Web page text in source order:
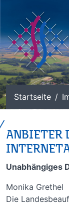
Startseite
ANBIETER
Unabhängiges
Monika Grethel
Die